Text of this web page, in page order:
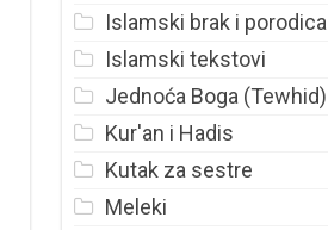
Islamski brak i porodica
Islamski tekstovi
Jednoća Boga (Tewhid)
Kur'an i Hadis
Kutak za sestre
Meleki